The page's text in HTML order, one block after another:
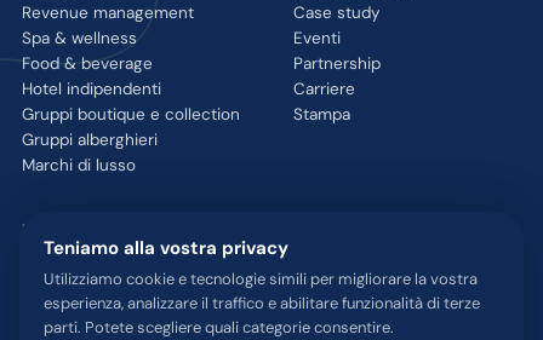
Revenue management
Spa & wellness
Food & beverage
Hotel indipendenti
Gruppi boutique e collection
Gruppi alberghieri
Marchi di lusso
Case study
Eventi
Partnership
Carriere
Stampa
RISORSE
Integrazioni
Glossario
Teniamo alla vostra privacy
Utilizziamo cookie e tecnologie simili per migliorare la vostra
esperienza, analizzare il traffico e abilitare funzionalità di terze
parti. Potete scegliere quali categorie consentire.